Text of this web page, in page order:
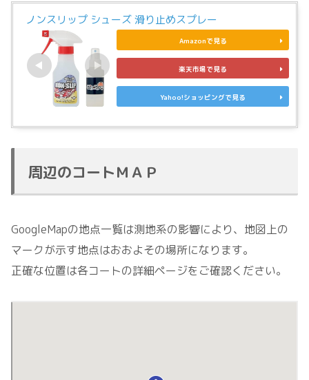
ノンスリップ シューズ 滑り止めスプレー
Amazonで見る
楽天市場で見る
Yahoo!ショッピングで見る
周辺のコートＭＡＰ
GoogleMapの地点一覧は測地系の影響により、地図上の
マークが示す地点はおおよその場所になります。
正確な位置は各コートの詳細ページをご確認ください。